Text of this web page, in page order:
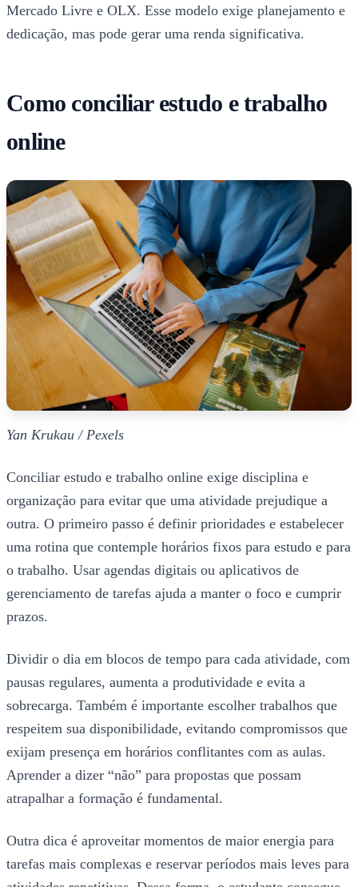
Mercado Livre e OLX. Esse modelo exige planejamento e
dedicação, mas pode gerar uma renda significativa.
Como conciliar estudo e trabalho
online
Yan Krukau / Pexels
Conciliar estudo e trabalho online exige disciplina e
organização para evitar que uma atividade prejudique a
outra. O primeiro passo é definir prioridades e estabelecer
uma rotina que contemple horários fixos para estudo e para
o trabalho. Usar agendas digitais ou aplicativos de
gerenciamento de tarefas ajuda a manter o foco e cumprir
prazos.
Dividir o dia em blocos de tempo para cada atividade, com
pausas regulares, aumenta a produtividade e evita a
sobrecarga. Também é importante escolher trabalhos que
respeitem sua disponibilidade, evitando compromissos que
exijam presença em horários conflitantes com as aulas.
Aprender a dizer “não” para propostas que possam
atrapalhar a formação é fundamental.
Outra dica é aproveitar momentos de maior energia para
tarefas mais complexas e reservar períodos mais leves para